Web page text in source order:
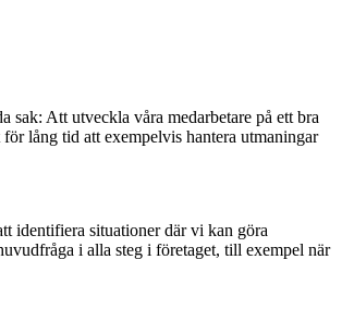
Att utveckla våra medarbetare på ett bra
lång tid att exempelvis hantera utmaningar
identifiera situationer där vi kan göra
i alla steg i företaget, till exempel när